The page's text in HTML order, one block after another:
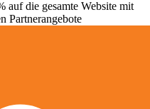
die gesamte Website mit
Partnerangebote